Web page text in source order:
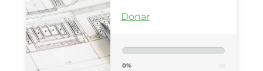
Donar
0%